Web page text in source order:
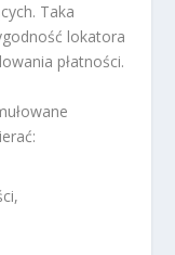
Taka
lokatora
płatności.